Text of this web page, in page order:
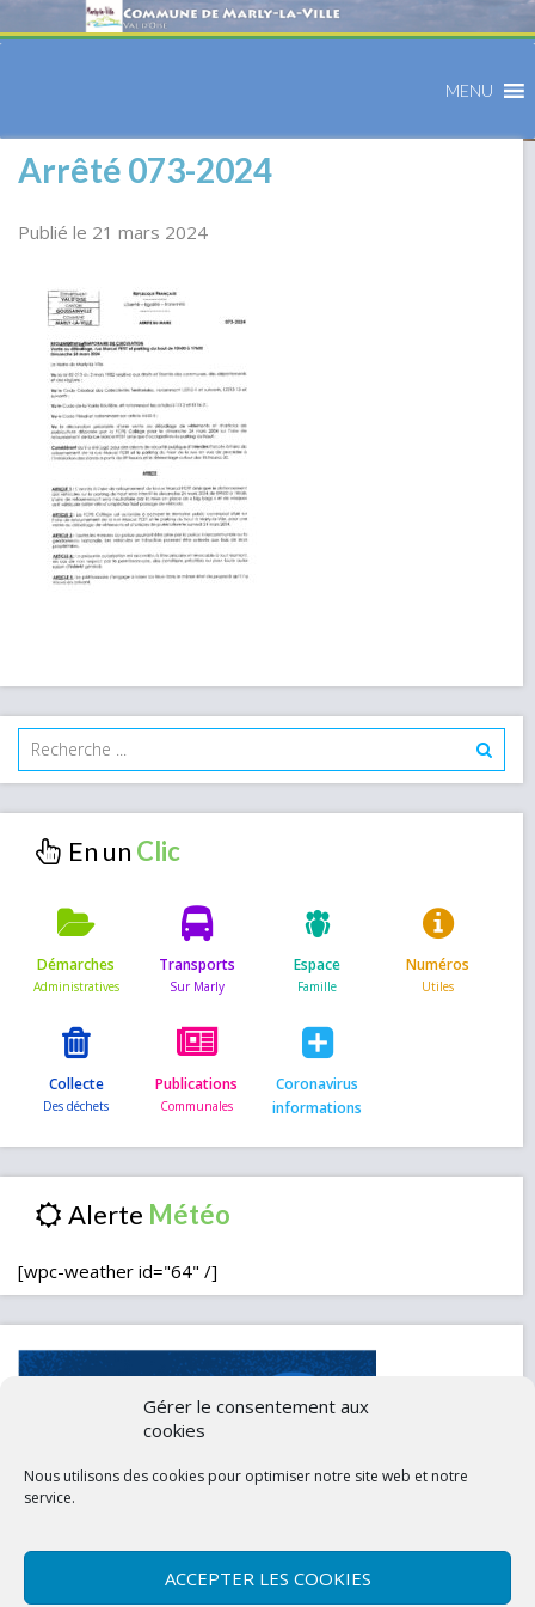
Gérer le consentement aux
cookies
Nous utilisons des cookies pour optimiser notre site web et notre
service.
ACCEPTER LES COOKIES
MENU
Arrêté 073-2024
Publié le 21 mars 2024
En un
Démarches Transports Espace Numéros
Collecte Publications
Coronavirus
informations
Alerte
[wpc-weather id="64" /]